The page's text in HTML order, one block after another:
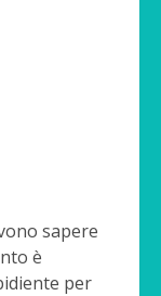
sapere
è
per